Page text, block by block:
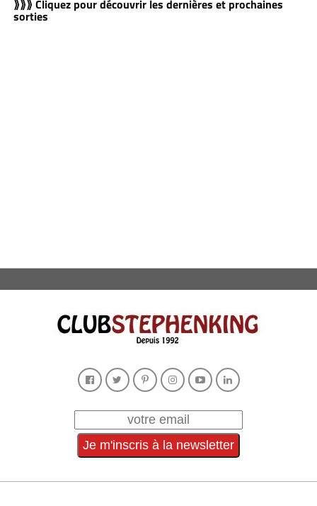
⟫⟫⟫ Cliquez pour découvrir les dernières et prochaines
sorties